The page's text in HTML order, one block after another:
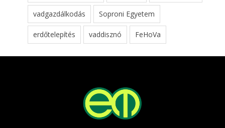
vadgazdálkodás Soproni Egyetem
erdőtelepítés vaddisznó FeHoVa